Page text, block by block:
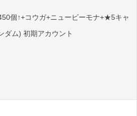
個↑+コウガ+ニュービーモナ+★5キャ
ダム) 初期アカウント